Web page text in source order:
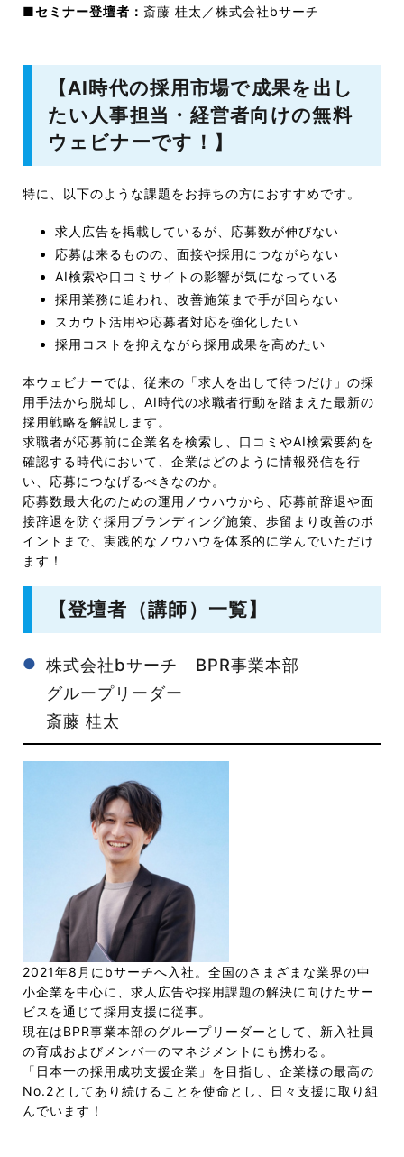
■セミナー登壇者：斎藤 桂太／株式会社bサーチ
【AI時代の採用市場で成果を出し
たい人事担当・経営者向けの無料
ウェビナーです！】
特に、以下のような課題をお持ちの方におすすめです。
求人広告を掲載しているが、応募数が伸びない
応募は来るものの、面接や採用につながらない
AI検索や口コミサイトの影響が気になっている
採用業務に追われ、改善施策まで手が回らない
スカウト活用や応募者対応を強化したい
採用コストを抑えながら採用成果を高めたい
本ウェビナーでは、従来の「求人を出して待つだけ」の採
用手法から脱却し、AI時代の求職者行動を踏まえた最新の
採用戦略を解説します。
求職者が応募前に企業名を検索し、口コミやAI検索要約を
確認する時代において、企業はどのように情報発信を行
い、応募につなげるべきなのか。
応募数最大化のための運用ノウハウから、応募前辞退や面
接辞退を防ぐ採用ブランディング施策、歩留まり改善のポ
イントまで、実践的なノウハウを体系的に学んでいただけ
ます！
【登壇者（講師）一覧】
株式会社bサーチ BPR事業本部
グループリーダー
斎藤 桂太
2021年8月にbサーチへ入社。全国のさまざまな業界の中
小企業を中心に、求人広告や採用課題の解決に向けたサー
ビスを通じて採用支援に従事。
現在はBPR事業本部のグループリーダーとして、新入社員
の育成およびメンバーのマネジメントにも携わる。
「日本一の採用成功支援企業」を目指し、企業様の最高の
No.2としてあり続けることを使命とし、日々支援に取り組
んでいます！